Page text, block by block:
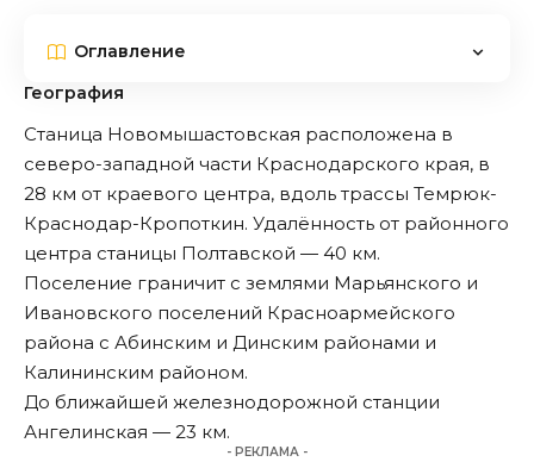
Оглавление
География
Станица Новомышастовская расположена в
северо-западной части Краснодарского края, в
28 км от краевого центра, вдоль трассы Темрюк-
Краснодар-Кропоткин. Удалённость от районного
центра станицы Полтавской — 40 км.
Поселение граничит с землями Марьянского и
Ивановского поселений Красноармейского
района с Абинским и Динским районами и
Калининским районом.
До ближайшей железнодорожной станции
Ангелинская — 23 км.
- РЕКЛАМА -